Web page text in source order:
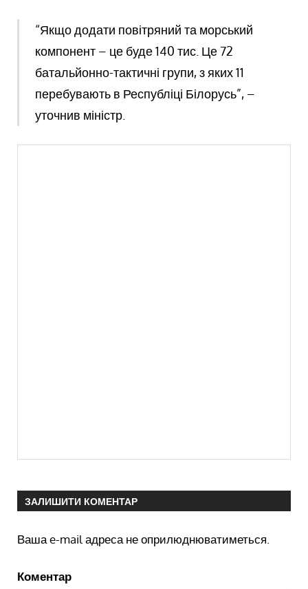
“Якщо додати повітряний та морський
компонент – це буде 140 тис. Це 72
батальйонно-тактичні групи, з яких 11
перебувають в Республіці Білорусь”, –
уточнив міністр.
ЗАЛИШИТИ КОМЕНТАР
Ваша e-mail адреса не оприлюднюватиметься.
Коментар